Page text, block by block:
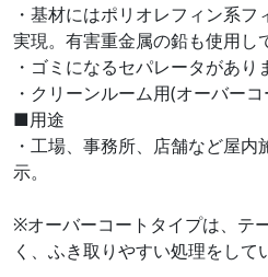
・基材にはポリオレフィン系
実現。有害重金属の鉛も使用し
・ゴミになるセパレータがあり
・クリーンルーム用(オーバー
■用途
・工場、事務所、店舗など屋
示。
※オーバーコートタイプは、テ
く、ふき取りやすい処理をして